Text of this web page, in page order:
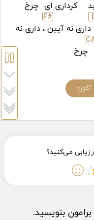
کرداری ای چرخ
داری نه آیین
F#
، داری نه
C#
چرخ
بنویسید.